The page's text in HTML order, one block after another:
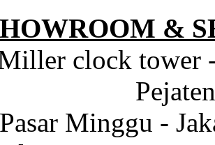
&
clock tower
Pasar Minggu -